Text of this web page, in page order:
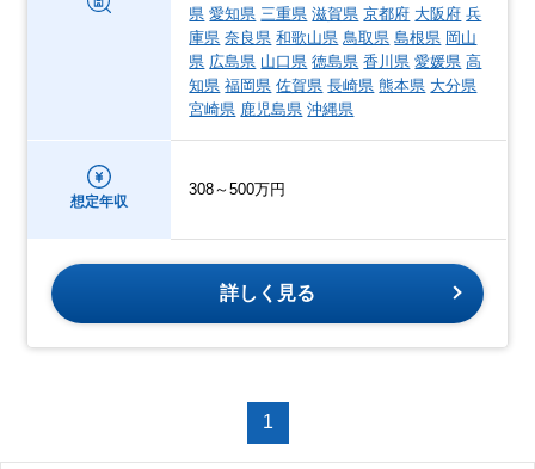
県 愛知県 三重県 滋賀県 京都府 大阪府 兵
庫県 奈良県 和歌山県 鳥取県 島根県 岡山
県 広島県 山口県 徳島県 香川県 愛媛県 高
知県 福岡県 佐賀県 長崎県 熊本県 大分県
宮崎県 鹿児島県 沖縄県
想定年収
308～500万円
詳しく見る
1